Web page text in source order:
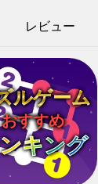
レビュー
ルゲーム
おすすめ
キング